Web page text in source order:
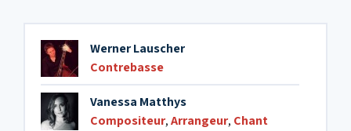
Werner Lauscher
Contrebasse
Vanessa Matthys
Compositeur,Arrangeur, Chant